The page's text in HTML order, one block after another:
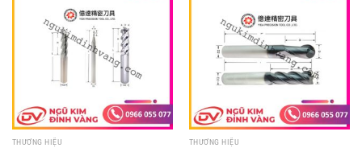
THƯƠNG HIỆU THƯƠNG HIỆU